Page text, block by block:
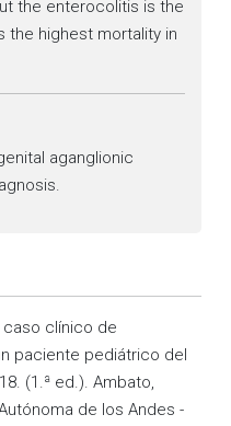
the enterocolitis is the
the highest mortality in
aganglionic
caso clínico de
paciente pediátrico del
(1.ª ed.). Ambato,
de los Andes -